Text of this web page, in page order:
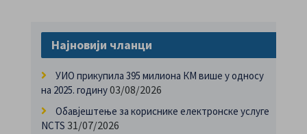
Најновији чланци
УИО прикупила 395 милиона КМ више у односу
на 2025. годину03/08/2026
Обавјештење за кориснике електронске услуге
NCTS 31/07/2026